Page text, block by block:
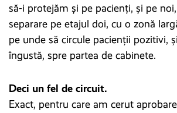
să-i protejăm și pe pacienți, și pe
separare pe etajul doi, cu o zonă
pe unde să circule pacienții pozitivi,
îngustă, spre partea de cabinete.
Deci un fel de circuit.
Exact, pentru care am cerut